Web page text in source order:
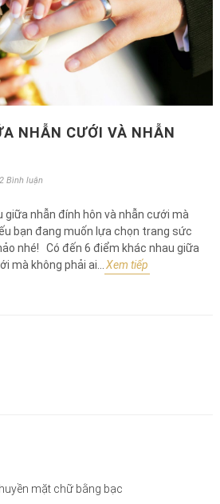
NHẪN CƯỚI VÀ NHẪN
2 Bình luận
giữa nhẫn đính hôn và nhẫn cưới mà
bạn đang muốn lựa chọn trang sức
nhé! Có đến 6 điểm khác nhau giữa
mà không phải ai...
Xem tiếp
mặt chữ bằng bạc